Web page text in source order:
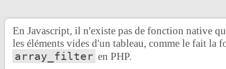
En Javascript, il n'existe pas de fonction native
les éléments vides d'un tableau, comme le fait la
array_filter en PHP.